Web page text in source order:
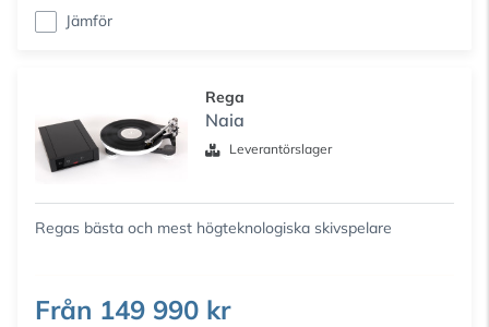
Jämför
Rega
Naia
Leverantörslager
Regas bästa och mest högteknologiska skivspelare
Från 149 990 kr